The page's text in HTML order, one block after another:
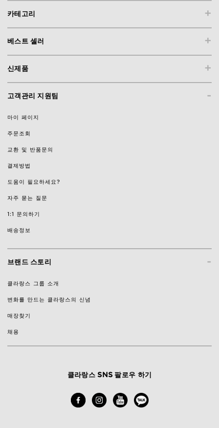
+
카테고리
+
베스트 셀러
+
신제품
-
고객관리 지원팀
마이 페이지
주문조회
교환 및 반품문의
결제방법
도움이 필요하세요?
자주 묻는 질문
1:1 문의하기
배송정보
-
브랜드 스토리
클라랑스 그룹 소개
변화를 만드는 클라랑스의 신념
매장찾기
채용
클라랑스 SNS 팔로우 하기